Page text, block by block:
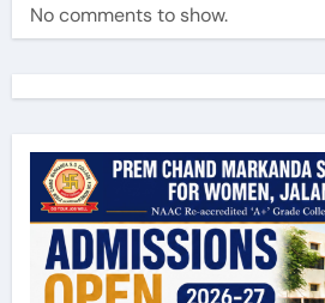
No comments to show.